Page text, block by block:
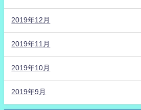
2019年12月
2019年11月
2019年10月
2019年9月